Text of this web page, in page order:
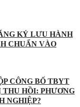
KÝ LƯU HÀNH
CHUẨN VÀO
CÔNG BỐ TBYT
HỒI: PHƯƠNG
NGHIỆP?